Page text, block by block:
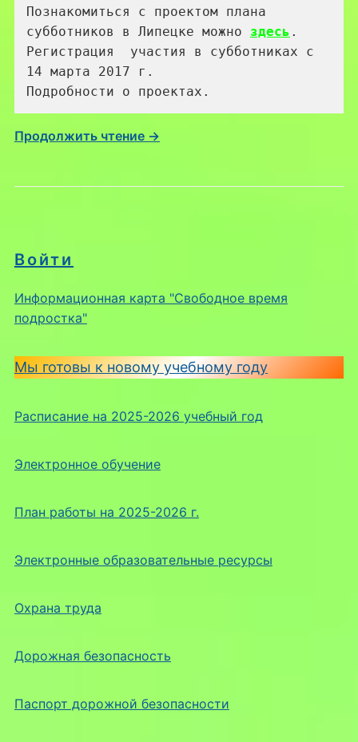
Войти
Информационная карта "Свободное время
подростка"
Мы готовы к новому учебному году
Расписание на 2025-2026 учебный год
Электронное обучение
План работы на 2025-2026 г.
Электронные образовательные ресурсы
Охрана труда
Дорожная безопасность
Паспорт дорожной безопасности
Познакомиться с проектом плана
субботников в Липецке можно здесь .
Регистрация  участия в субботниках с
14 марта 2017 г.
Подробности о проектах.
Продолжить чтение →